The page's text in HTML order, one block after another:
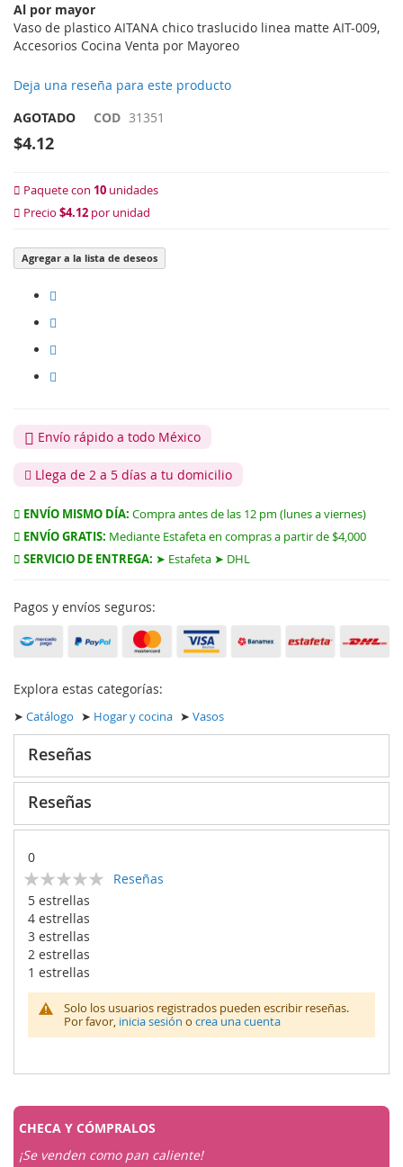
de
la
galería
imágenes
Al por mayor
Vaso de plastico AITANA chico traslucido linea matte AIT-009,
Accesorios Cocina Venta por Mayoreo
Deja una reseña para este producto
AGOTADO
COD 31351
$4.12
Paquete con 10 unidades
Precio $4.12 por unidad
Agregar a la lista de deseos
Envío rápido a todo México
Llega de 2 a 5 días a tu domicilio
ENVÍO MISMO DÍA: Compra antes de las 12 pm (lunes a viernes)
ENVÍO GRATIS: Mediante Estafeta en compras a partir de $4,000
SERVICIO DE ENTREGA: ➤ Estafeta ➤ DHL
Pagos y envíos seguros:
Explora estas categorías:
➤ Catálogo ➤ Hogar y cocina ➤ Vasos
Reseñas
Reseñas
0
Calificación:
% of100
Reseñas
5 estrellas
4 estrellas
3 estrellas
2 estrellas
1 estrellas
Solo los usuarios registrados pueden escribir reseñas.
Por favor, inicia sesión o crea una cuenta
CHECA Y CÓMPRALOS
¡Se venden como pan caliente!